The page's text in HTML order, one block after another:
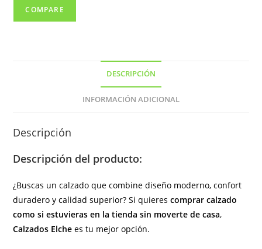
lateral
forrado
COMPARE
DESCRIPCIÓN
INFORMACIÓN ADICIONAL
Descripción
Descripción del producto:
¿Buscas un calzado que combine diseño moderno, confort
duradero y calidad superior? Si quierescomprar calzado
como si estuvieras en la tienda sin moverte de casa,
Calzados Elche es tu mejor opción.